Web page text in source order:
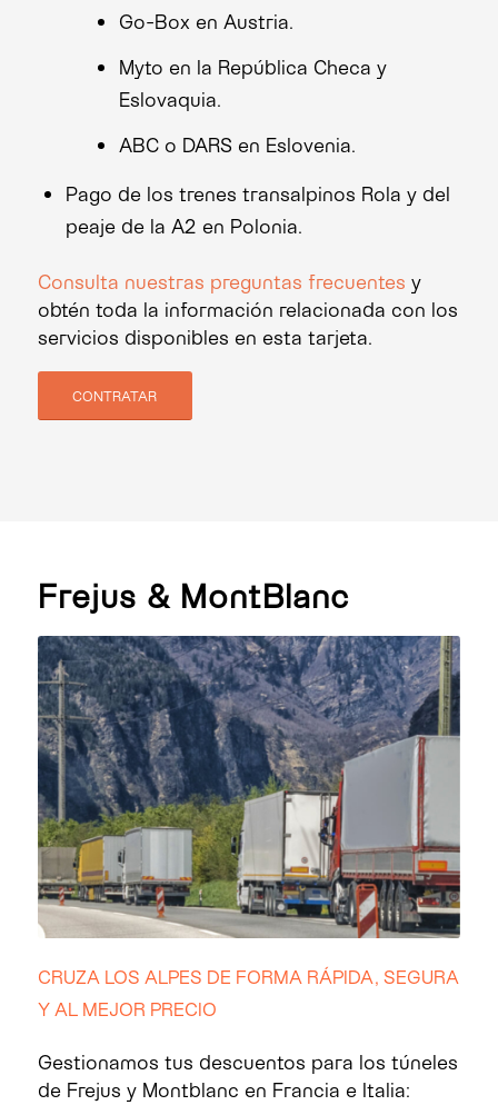
Go-Box en Austria.
Myto en la República Checa y
Eslovaquia.
ABC o DARS en Eslovenia.
Pago de los trenes transalpinos Rola y del
peaje de la A2 en Polonia.
Consulta nuestras preguntas frecuentes y
obtén toda la información relacionada con los
servicios disponibles en esta tarjeta.
CONTRATAR
Frejus & MontBlanc
CRUZA LOS ALPES DE FORMA RÁPIDA, SEGURA
Y AL MEJOR PRECIO
Gestionamos tus descuentos para los túneles
de Frejus y Montblanc en Francia e Italia: